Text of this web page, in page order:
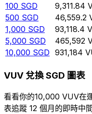
100 SGD 9,311.84
500 SGD 46,559.2
1,000 SGD 93,118.4
5,000 SGD 465,592
10,000 SGD 931,184
VUV 兌換 SGD 圖表
看看你的10,000 VUV在
表追蹤 12 個月的即時中